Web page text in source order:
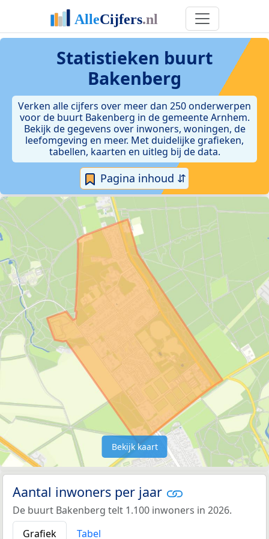
Statistieken buurt
Bakenberg
Verken alle cijfers over meer dan 250 onderwerpen
voor de buurt Bakenberg in de gemeente Arnhem.
Bekijk de gegevens over inwoners, woningen, de
leefomgeving en meer. Met duidelijke grafieken,
tabellen, kaarten en uitleg bij de data.
Pagina inhoud ⇵
Bekijk kaart
Aantal inwoners per jaar
De buurt Bakenberg telt 1.100 inwoners in 2026.
Grafiek
Tabel